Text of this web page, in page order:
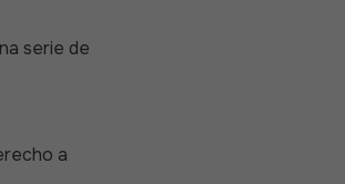
serie de
a